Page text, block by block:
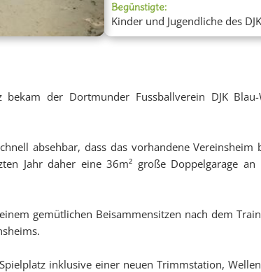
Begünstigte:
Kinder und Jugendliche des
der Dortmunder Fussballverein DJK
absehbar, dass das vorhandene
Jahr daher eine 36m² große Doppelgarage
gemütlichen Beisammensitzen nach dem
inklusive einer neuen Trimmstation,